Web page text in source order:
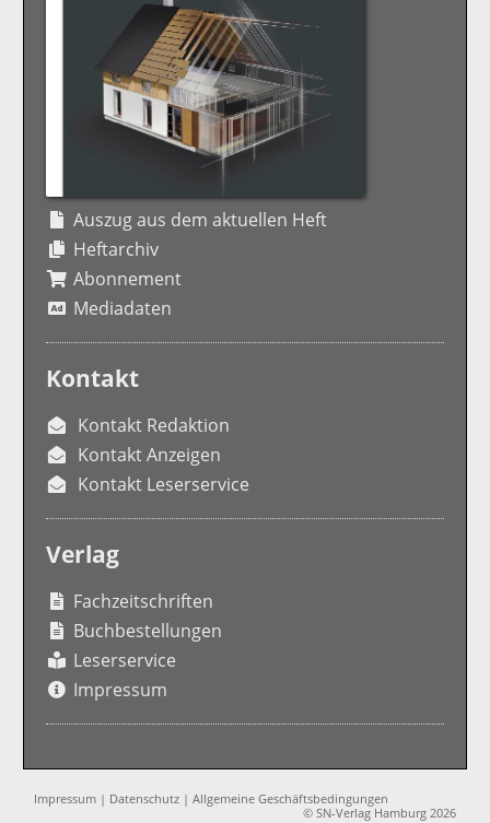
Auszug aus dem aktuellen Heft
Heftarchiv
Abonnement
Mediadaten
Kontakt
Kontakt Redaktion
Kontakt Anzeigen
Kontakt Leserservice
Verlag
Fachzeitschriften
Buchbestellungen
Leserservice
Impressum
Impressum | Datenschutz |Allgemeine Geschäftsbedingungen
© SN-Verlag Hamburg 2026